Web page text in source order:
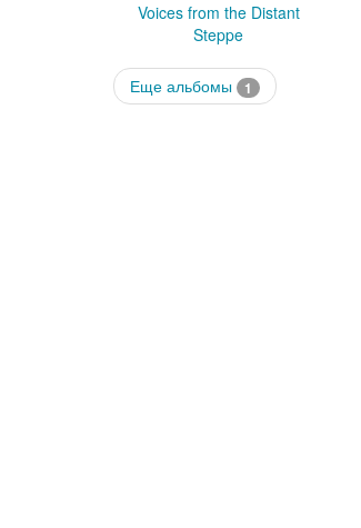
Voices from the Distant
Steppe
Еще альбомы 1